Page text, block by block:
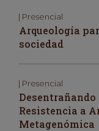
| Presencial
Arqueología
sociedad
| Presencial
Resistencia a
Metagenómica